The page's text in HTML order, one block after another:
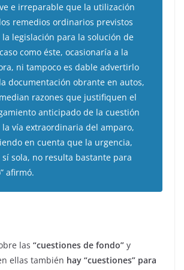
e irreparable que la utilización
remedios ordinarios previstos
la legislación para la solución de
como éste, ocasionaría a la
ni tampoco es dable advertirlo
documentación obrante en autos,
razones que justifiquen el
anticipado de la cuestión
la vía extraordinaria del amparo,
en cuenta que la urgencia,
sí sola, no resulta bastante para
afirmó.
las “cuestiones de fondo” y
ellas también hay “cuestiones” para